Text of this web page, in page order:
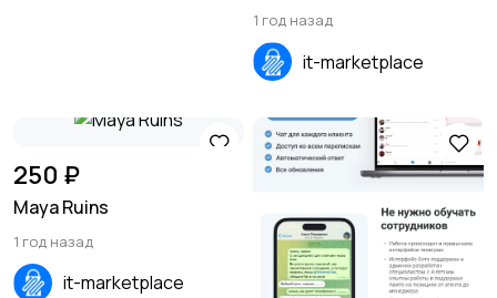
1 год назад
it-marketplace
250 ₽
Maya Ruins
1 год назад
it-marketplace